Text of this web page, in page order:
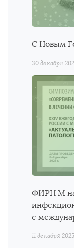
С Новым
30 декабря
ФИРН М на
с
11 декабря 2025